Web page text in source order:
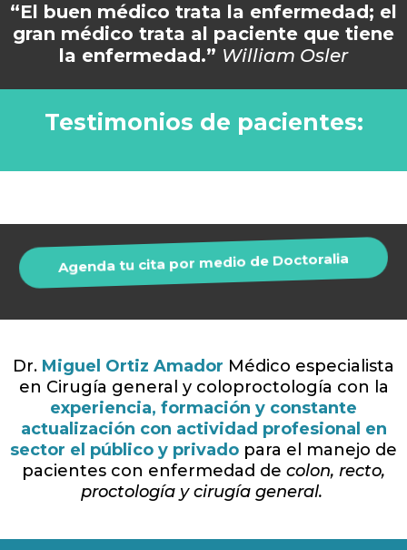
“El buen médico trata la enfermedad; el
gran médico trata al paciente que tiene
la enfermedad.” William Osler
Testimonios de pacientes:
Agenda tu cita por medio de Doctoralia
Dr. Miguel Ortiz Amador Médico especialista
en Cirugía general y coloproctología con la
experiencia, formación y constante
actualización con actividad profesional en
sector el público y privado para el manejo de
pacientes con enfermedad de colon, recto,
proctología y cirugía general.